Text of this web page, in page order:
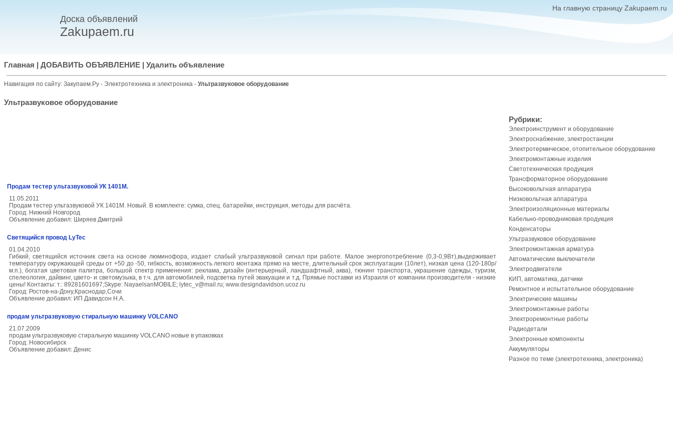
Доска объявлений
Zakupaem.ru
На главную страницу Zakupaem.ru
Главная ДОБАВИТЬ ОБЪЯВЛЕНИЕ Удалить объявление
Навигация по сайту: Закупаем.Ру - Электротехника и электроника - Ультразвуковое оборудование
Ультразвуковое оборудование
Продам тестер ультазвуковой УК 1401М.
11.05.2011
Продам тестер ультазвуковой УК 1401М. Новый. В комплекте: сумка, спец. батарейки, инструкция, методы для расчёта.
Город: Нижний Новгород
Объявление добавил: Ширяев Дмитрий
Светящийся провод LyTec
01.04.2010
Гибкий, светящийся источник света на основе люминофора, издает слабый ультразвуковой сигнал при работе. Малое энергопотребление (0,3-0,9Вт),выдерживает
температуру окружающей среды от +50 до -50, гибкость, возможность легкого монтажа прямо на месте, длительный срок эксплуатации (10лет), низкая цена (120-180р/
м.п.), богатая цветовая палитра, большой спектр применения: реклама, дизайн (интерьерный, ландшафтный, аква), тюнинг транспорта, украшение одежды, туризм,
спелеология, дайвинг, цвето- и светомузыка, в т.ч. для автомобилей, подсветка путей эвакуации и т.д. Прямые поставки из Израиля от компании производителя - низкие
цены! Контакты: т.: 89281601697;Skype: NayaelsanMOBILE; lytec_v@mail.ru; www.designdavidson.ucoz.ru
Город: Ростов-на-Дону,Краснодар,Сочи
Объявление добавил: ИП Давидсон Н.А.
продам ультразвуковую стиральную машинку VOLCANO
21.07.2009
продам ультразвуковую стиральную машинку VOLCANO новые в упаковках
Город: Новосибирск
Объявление добавил: Денис
Рубрики:
Электроинструмент и оборудование
Электроснабжение, электростанции
Электротермическое, отопительное оборудование
Электромонтажные изделия
Светотехническая продукция
Трансформаторное оборудование
Высоковольтная аппаратура
Низковольтная аппаратура
Электроизоляционные материалы
Кабельно-проводниковая продукция
Конденсаторы
Ультразвуковое оборудование
Электромонтажная арматура
Автоматические выключатели
Электродвигатели
КИП, автоматика, датчики
Ремонтное и испытательное оборудование
Электрические машины
Электромонтажные работы
Электроремонтные работы
Радиодетали
Электронные компоненты
Аккумуляторы
Разное по теме (электротехника, электроника)